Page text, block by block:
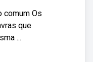
comum Os
que
...